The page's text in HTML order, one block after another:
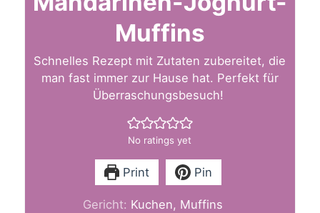
Muffins
Schnelles Rezept mit Zutaten zubereitet, die
man fast immer zur Hause hat. Perfekt für
Überraschungsbesuch!
No ratings yet
Print Pin
Gericht: Kuchen, Muffins